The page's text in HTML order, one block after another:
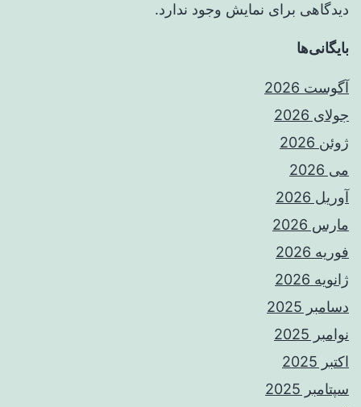
دیدگاهی برای نمایش وجود ندارد.
بایگانی‌ها
آگوست 2026
جولای 2026
ژوئن 2026
می 2026
آوریل 2026
مارس 2026
فوریه 2026
ژانویه 2026
دسامبر 2025
نوامبر 2025
اکتبر 2025
سپتامبر 2025